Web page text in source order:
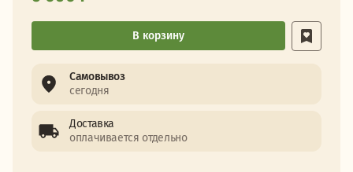
В корзину
Самовывоз
сегодня
Доставка
оплачивается отдельно